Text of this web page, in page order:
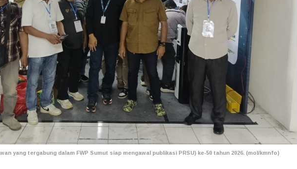
yang tergabung dalam FWP Sumut siap mengawal publikasi PRSU) ke-50 tahun 2026. (mol/kmnfo)